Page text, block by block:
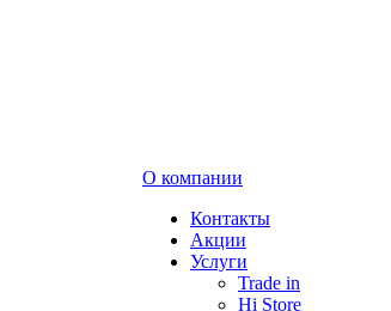
О компании
Контакты
Акции
Услуги
Trade in
Hi Store